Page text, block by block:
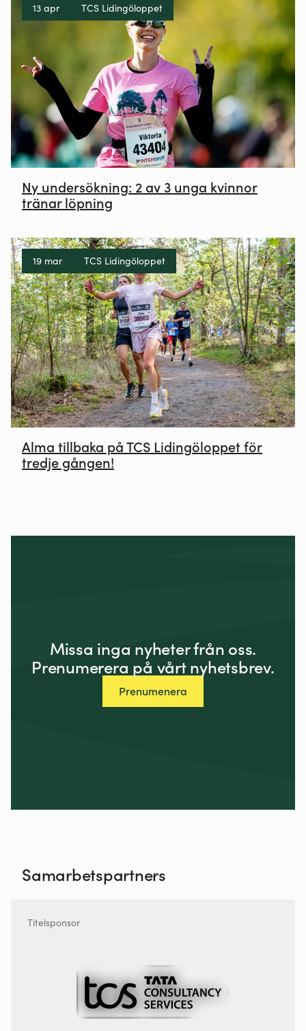
13 apr TCS Lidingöloppet
Ny undersökning: 2 av 3 unga kvinnor
tränar löpning
19 mar TCS Lidingöloppet
Alma tillbaka på TCS Lidingöloppet för
tredje gången!
Missa inga nyheter från oss.
Prenumerera på vårt nyhetsbrev.
Prenumenera
Samarbetspartners
Titelsponsor